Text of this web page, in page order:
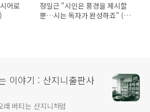
어로
정일근 "시인은 풍경을 제시할
뿐…시는 독자가 완성하죠" (한
이야기 : 산지니출판사
버티는 산지니처럼